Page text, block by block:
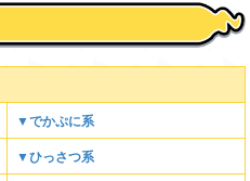
▼でかぷに系
▼ひっさつ系